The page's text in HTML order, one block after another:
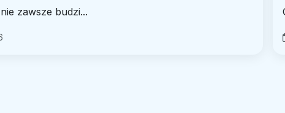
zawsze budzi...